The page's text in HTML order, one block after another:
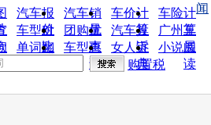
汽车报
价
汽车销
量
车价计
算
车险计
算
车型对
比
团购优
惠
汽车投
诉
广州车
展
单词翻
车型查
询
女人宝
典
小说阅
读
闻
购置税